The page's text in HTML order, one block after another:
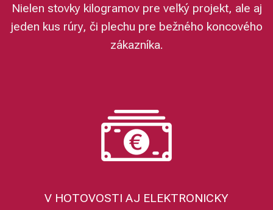
Nielen stovky kilogramov pre veľký projekt, ale aj
jeden kus rúry, či plechu pre bežného koncového
zákazníka.
V HOTOVOSTI AJ ELEKTRONICKY